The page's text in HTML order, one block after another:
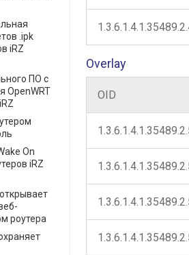
.ipk
iRZ
ПО с
OpenWRT
On
iRZ
роутера
Overlay
OID